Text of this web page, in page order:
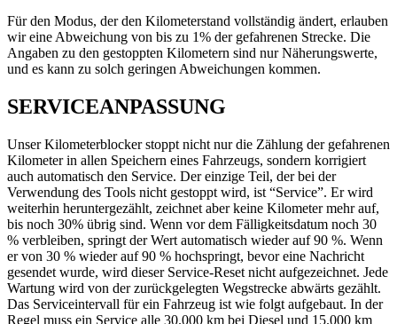
Für den Modus, der den Kilometerstand vollständig ändert, erlauben
wir eine Abweichung von bis zu 1% der gefahrenen Strecke. Die
Angaben zu den gestoppten Kilometern sind nur Näherungswerte,
und es kann zu solch geringen Abweichungen kommen.
SERVICEANPASSUNG
Unser Kilometerblocker stoppt nicht nur die Zählung der gefahrenen
Kilometer in allen Speichern eines Fahrzeugs, sondern korrigiert
auch automatisch den Service. Der einzige Teil, der bei der
Verwendung des Tools nicht gestoppt wird, ist “Service”. Er wird
weiterhin heruntergezählt, zeichnet aber keine Kilometer mehr auf,
bis noch 30% übrig sind. Wenn vor dem Fälligkeitsdatum noch 30
% verbleiben, springt der Wert automatisch wieder auf 90 %. Wenn
er von 30 % wieder auf 90 % hochspringt, bevor eine Nachricht
gesendet wurde, wird dieser Service-Reset nicht aufgezeichnet. Jede
Wartung wird von der zurückgelegten Wegstrecke abwärts gezählt.
Das Serviceintervall für ein Fahrzeug ist wie folgt aufgebaut. In der
Regel muss ein Service alle 30.000 km bei Diesel und 15.000 km